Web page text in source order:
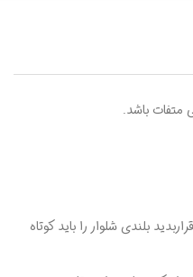
باشد.
بلندی شلوار را باید کوتاه